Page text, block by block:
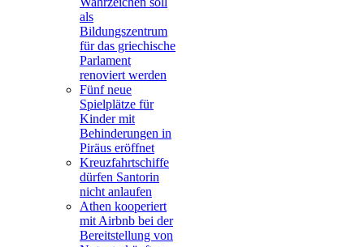
als
Bildungszentrum
für das griechische
Parlament
renoviert werden
Fünf neue
Spielplätze für
Kinder mit
Behinderungen in
Piräus eröffnet
Kreuzfahrtschiffe
dürfen Santorin
nicht anlaufen
Athen kooperiert
mit Airbnb bei der
Bereitstellung von